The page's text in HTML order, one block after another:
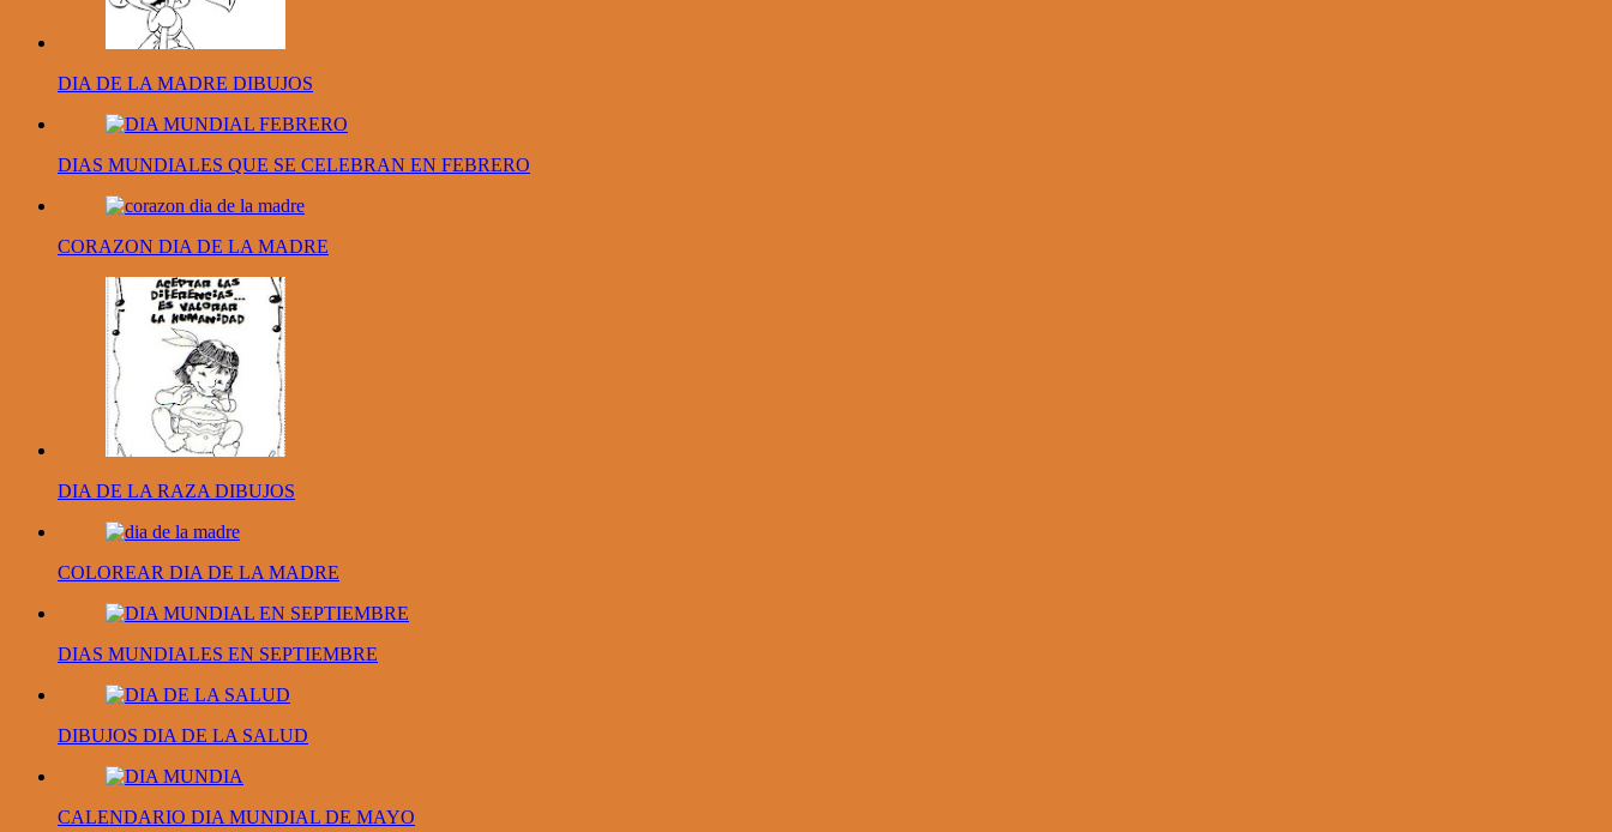
DIA DE LA MADRE DIBUJOS
DIAS MUNDIALES QUE SE CELEBRAN EN FEBRERO
CORAZON DIA DE LA MADRE
DIA DE LA RAZA DIBUJOS
COLOREAR DIA DE LA MADRE
DIAS MUNDIALES EN SEPTIEMBRE
DIBUJOS DIA DE LA SALUD
CALENDARIO DIA MUNDIAL DE MAYO